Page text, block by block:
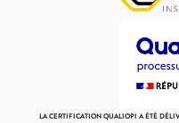
LA CERTIFICATION QUALIOPI A ÉTÉ